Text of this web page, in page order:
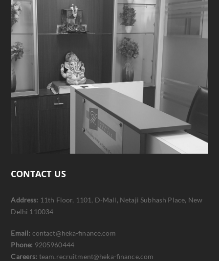
CONTACT US
Address: 11th Floor, 1101, D-Mall, Netaji Subhash Place, New
Delhi 110034
Email: contact@heka-finance.com
Phone: 9205960444
Careers: team.recruitment@heka-finance.com